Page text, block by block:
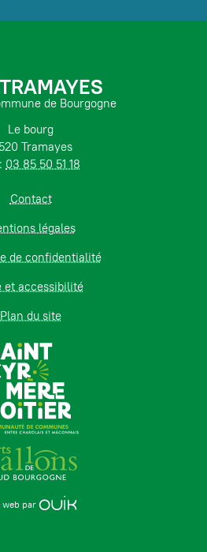
TRAMAYES
de Bourgogne
Le bourg
Tramayes
03 85 50 51 18
Contact
légales
de confidentialité
et accessibilité
Plan du site
web par